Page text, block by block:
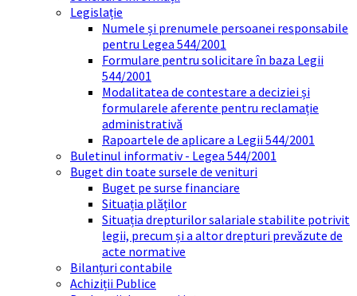
Legislație
Numele și prenumele persoanei responsabile
pentru Legea 544/2001
Formulare pentru solicitare în baza Legii
544/2001
Modalitatea de contestare a deciziei și
formularele aferente pentru reclamație
administrativă
Rapoartele de aplicare a Legii 544/2001
Buletinul informativ - Legea 544/2001
Buget din toate sursele de venituri
Buget pe surse financiare
Situația plăților
Situația drepturilor salariale stabilite potrivit
legii, precum și a altor drepturi prevăzute de
acte normative
Bilanțuri contabile
Achiziții Publice